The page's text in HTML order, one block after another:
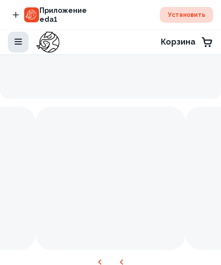
Приложение
eda1
Установить
Корзина